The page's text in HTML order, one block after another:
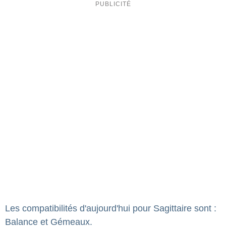
Les compatibilités d'aujourd'hui pour Sagittaire sont :
Balance et Gémeaux.